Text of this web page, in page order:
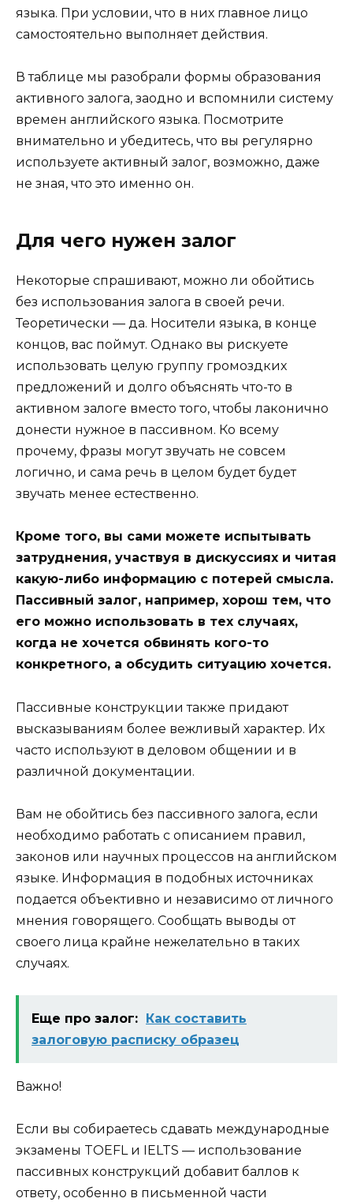
языка. При условии, что в них главное лицо
самостоятельно выполняет действия.
В таблице мы разобрали формы образования
активного залога, заодно и вспомнили систему
времен английского языка. Посмотрите
внимательно и убедитесь, что вы регулярно
используете активный залог, возможно, даже
не зная, что это именно он.
Для чего нужен залог
Некоторые спрашивают, можно ли обойтись
без использования залога в своей речи.
Теоретически — да. Носители языка, в конце
концов, вас поймут. Однако вы рискуете
использовать целую группу громоздких
предложений и долго объяснять что-то в
активном залоге вместо того, чтобы лаконично
донести нужное в пассивном. Ко всему
прочему, фразы могут звучать не совсем
логично, и сама речь в целом будет будет
звучать менее естественно.
Кроме того, вы сами можете испытывать
затруднения, участвуя в дискуссиях и читая
какую-либо информацию с потерей смысла.
Пассивный залог, например, хорош тем, что
его можно использовать в тех случаях,
когда не хочется обвинять кого-то
конкретного, а обсудить ситуацию хочется.
Пассивные конструкции также придают
высказываниям более вежливый характер. Их
часто используют в деловом общении и в
различной документации.
Вам не обойтись без пассивного залога, если
необходимо работать с описанием правил,
законов или научных процессов на английском
языке. Информация в подобных источниках
подается объективно и независимо от личного
мнения говорящего. Сообщать выводы от
своего лица крайне нежелательно в таких
случаях.
Еще про залог: Как составить
залоговую расписку образец
Важно!
Если вы собираетесь сдавать международные
экзамены TOEFL и IELTS — использование
пассивных конструкций добавит баллов к
ответу, особенно в письменной части